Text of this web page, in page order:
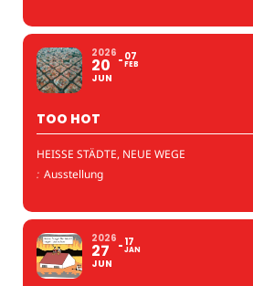
2026
20
JUN
07
FEB
TOO HOT
HEISSE STÄDTE, NEUE WEGE
: Ausstellung
2026
27
JUN
17
JAN